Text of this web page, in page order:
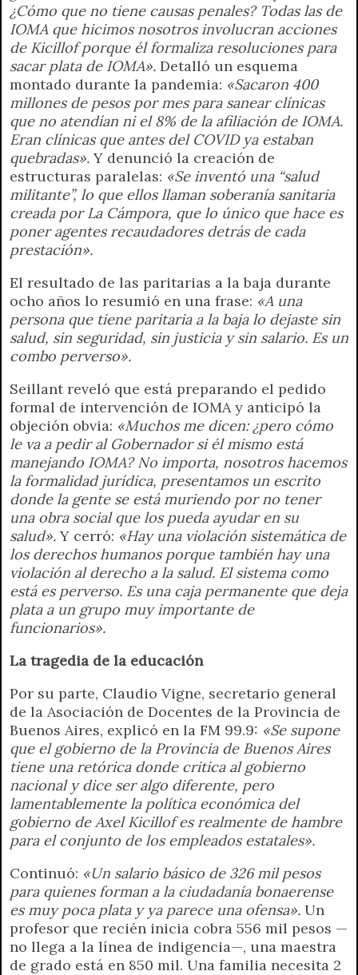
¿Cómo que no tiene causas penales? Todas las de
IOMA que hicimos nosotros involucran acciones
de Kicillof porque él formaliza resoluciones para
sacar plata de IOMA». Detalló un esquema
montado durante la pandemia: «Sacaron 400
millones de pesos por mes para sanear clínicas
que no atendían ni el 8% de la afiliación de IOMA.
Eran clínicas que antes del COVID ya estaban
quebradas».Y denunció la creación de
estructuras paralelas: «Se inventó una “salud
militante”, lo que ellos llaman soberanía sanitaria
creada por La Cámpora, que lo único que hace es
poner agentes recaudadores detrás de cada
prestación».
El resultado de las paritarias a la baja durante
ocho años lo resumió en una frase: «A una
persona que tiene paritaria a la baja lo dejaste sin
salud, sin seguridad, sin justicia y sin salario. Es un
combo perverso».
Seillant reveló que está preparando el pedido
formal de intervención de IOMA y anticipó la
objeción obvia: «Muchos me dicen: ¿pero cómo
le va a pedir al Gobernador si él mismo está
manejando IOMA? No importa, nosotros hacemos
la formalidad jurídica, presentamos un escrito
donde la gente se está muriendo por no tener
una obra social que los pueda ayudar en su
salud».Y cerró: «Hay una violación sistemática de
los derechos humanos porque también hay una
violación al derecho a la salud. El sistema como
está es perverso. Es una caja permanente que deja
plata a un grupo muy importante de
funcionarios».
La tragedia de la educación
Por su parte, Claudio Vigne, secretario general
de la Asociación de Docentes de la Provincia de
Buenos Aires, explicó en la FM 99.9: «Se supone
que el gobierno de la Provincia de Buenos Aires
tiene una retórica donde critica al gobierno
nacional y dice ser algo diferente, pero
lamentablemente la política económica del
gobierno de Axel Kicillof es realmente de hambre
para el conjunto de los empleados estatales».
Continuó: «Un salario básico de 326 mil pesos
para quienes forman a la ciudadanía bonaerense
es muy poca plata y ya parece una ofensa». Un
profesor que recién inicia cobra 556 mil pesos —
no llega a la línea de indigencia—, una maestra
de grado está en 850 mil. Una familia necesita 2